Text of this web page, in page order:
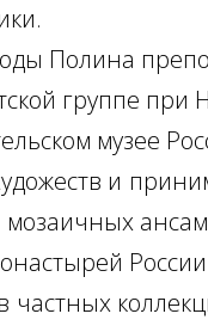
Полина
группе при
музее
и
мозаичных
частных